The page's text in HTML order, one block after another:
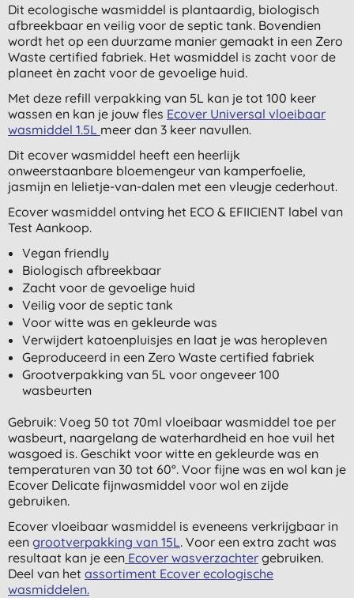
Dit ecologische wasmiddel is plantaardig, biologisch
afbreekbaar en veilig voor de septic tank. Bovendien
wordt het op een duurzame manier gemaakt in een Zero
Waste certified fabriek. Het wasmiddel is zacht voor de
planeet èn zacht voor de gevoelige huid.
Met deze refill verpakking van 5L kan je tot 100 keer
wassen en kan je jouw fles Ecover Universal vloeibaar
wasmiddel 1.5L meer dan 3 keer navullen.
Dit ecover wasmiddel heeft een heerlijk
onweerstaanbare bloemengeur van kamperfoelie,
jasmijn en lelietje-van-dalen met een vleugje cederhout.
Ecover wasmiddel ontving het ECO & EFIICIENT label van
Test Aankoop.
Vegan friendly
Biologisch afbreekbaar
Zacht voor de gevoelige huid
Veilig voor de septic tank
Voor witte was en gekleurde was
Verwijdert katoenpluisjes en laat je was heropleven
Geproduceerd in een Zero Waste certified fabriek
Grootverpakking van 5L voor ongeveer 100
wasbeurten
Gebruik: Voeg 50 tot 70ml vloeibaar wasmiddel toe per
wasbeurt, naargelang de waterhardheid en hoe vuil het
wasgoed is. Geschikt voor witte en gekleurde was en
temperaturen van 30 tot 60°. Voor fijne was en wol kan je
Ecover Delicate fijnwasmiddel voor wol en zijde
gebruiken.
Ecover vloeibaar wasmiddel is eveneens verkrijgbaar in
een grootverpakking van 15L. Voor een extra zacht was
resultaat kan je een Ecover wasverzachter gebruiken.
Deel van het assortiment Ecover ecologische
wasmiddelen.